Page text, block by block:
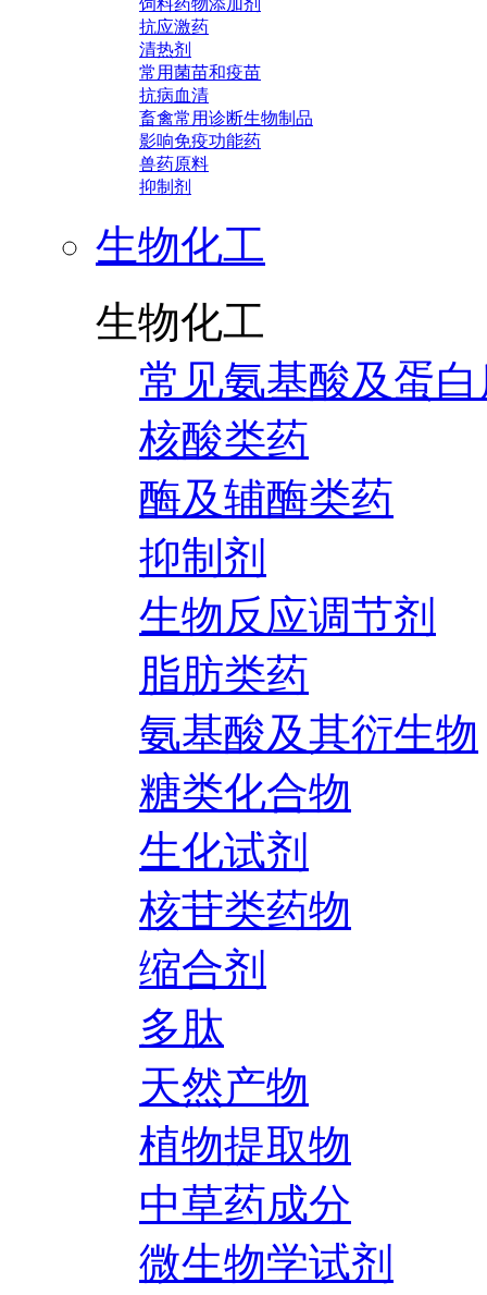
饲料药物添加剂
抗应激药
清热剂
常用菌苗和疫苗
抗病血清
畜禽常用诊断生物制品
影响免疫功能药
兽药原料
抑制剂
生物化工
生物化工
常见氨基酸及蛋
核酸类药
酶及辅酶类药
抑制剂
生物反应调节剂
脂肪类药
氨基酸及其衍生物
糖类化合物
生化试剂
核苷类药物
缩合剂
多肽
天然产物
植物提取物
中草药成分
微生物学试剂